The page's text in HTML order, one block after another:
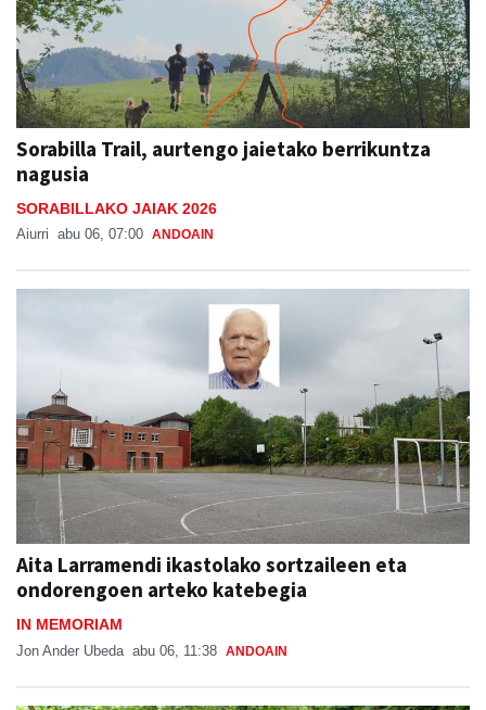
Sorabilla Trail, aurtengo jaietako berrikuntza
nagusia
SORABILLAKO JAIAK 2026
Aiurri abu 06, 07:00 ANDOAIN
Aita Larramendi ikastolako sortzaileen eta
ondorengoen arteko katebegia
IN MEMORIAM
Jon Ander Ubeda abu 06, 11:38 ANDOAIN